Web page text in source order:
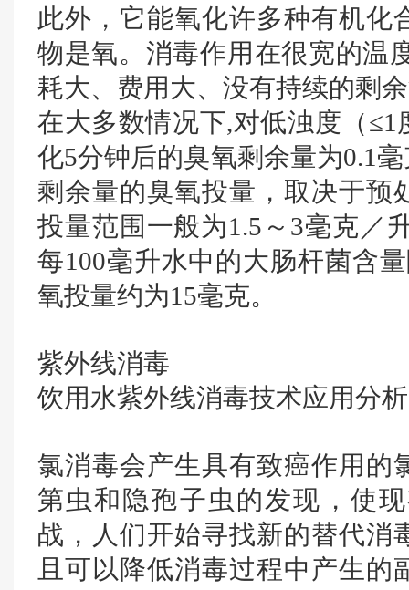
此外，它能氧化许多种有机化
物是氧。消毒作用在很宽的温
耗大、费用大、没有持续的剩
在大多数情况下,对低浊度（
化5分钟后的臭氧剩余量为0.1
剩余量的臭氧投量，取决于预
投量范围一般为1.5～3毫克／
每100毫升水中的大肠杆菌含
氧投量约为15毫克。
紫外线消毒
饮用水紫外线消毒技术应用分析
氯消毒会产生具有致癌作用的
第虫和隐孢子虫的发现，使
战，人们开始寻找新的替代消
且可以降低消毒过程中产生的